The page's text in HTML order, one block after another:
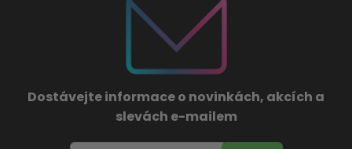
Dostávejte informace o novinkách, akcích a
slevách e-mailem